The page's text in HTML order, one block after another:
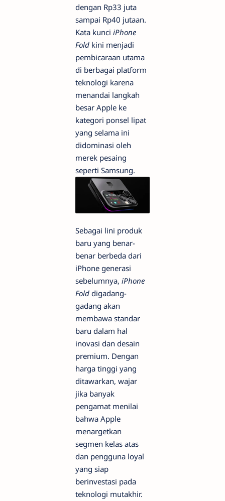
dengan Rp33 juta
sampai Rp40 jutaan.
Kata kunci iPhone
Fold kini menjadi
pembicaraan utama
di berbagai platform
teknologi karena
menandai langkah
besar Apple ke
kategori ponsel lipat
yang selama ini
didominasi oleh
merek pesaing
seperti Samsung.
Sebagai lini produk
baru yang benar-
benar berbeda dari
iPhone generasi
sebelumnya, iPhone
Fold digadang-
gadang akan
membawa standar
baru dalam hal
inovasi dan desain
premium. Dengan
harga tinggi yang
ditawarkan, wajar
jika banyak
pengamat menilai
bahwa Apple
menargetkan
segmen kelas atas
dan pengguna loyal
yang siap
berinvestasi pada
teknologi mutakhir.